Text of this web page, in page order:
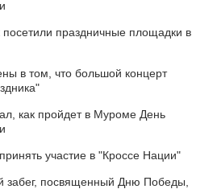
праздничные площадки в
в том, что большой концерт
как пройдет в Муроме День
участие в "Кроссе Нации"
забег, посвященный Дню Победы,